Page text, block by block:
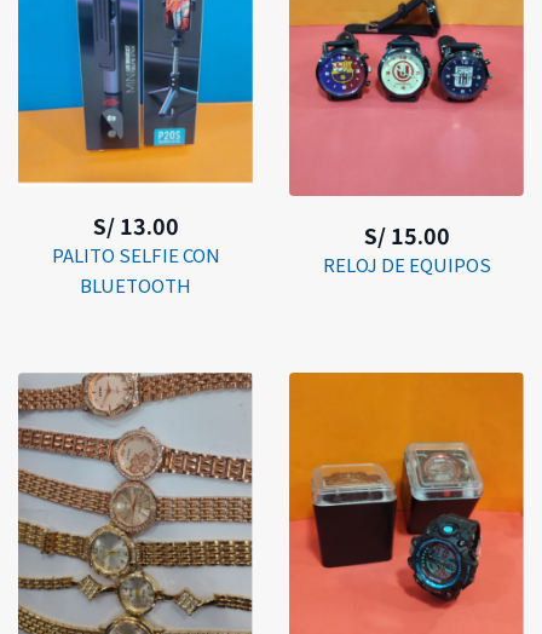
S/ 13.00
PALITO SELFIE CON
BLUETOOTH
S/ 15.00
RELOJ DE EQUIPOS